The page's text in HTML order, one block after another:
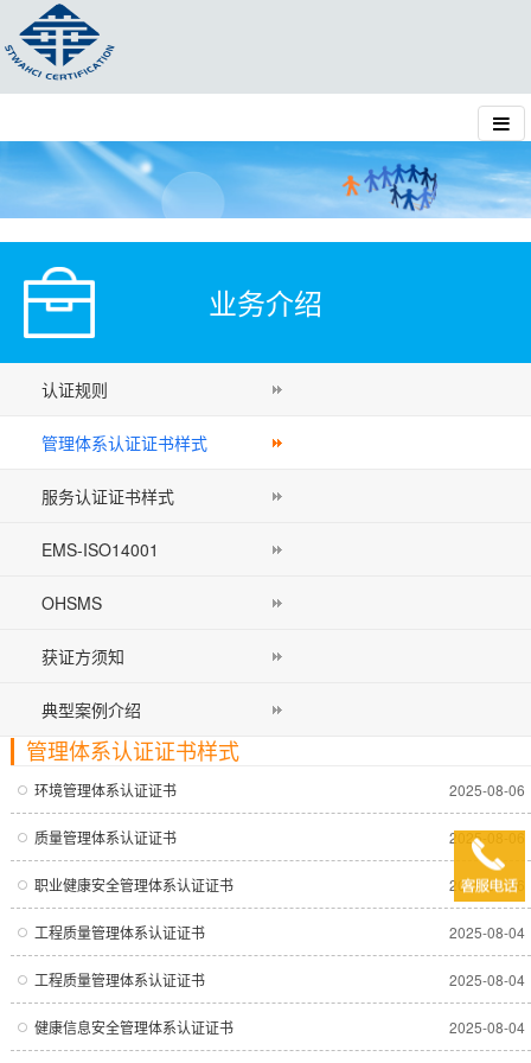
业务介绍
认证规则
管理体系认证证书样式
服务认证证书样式
EMS-ISO14001
OHSMS
获证方须知
典型案例介绍
管理体系认证证书样式
管理体系认证证书样式>
环境管理体系认证证书 2025-08-06
质量管理体系认证证书 2025-08-06
职业健康安全管理体系认证证书 2025-08-06
工程质量管理体系认证证书 2025-08-04
工程质量管理体系认证证书 2025-08-04
健康信息安全管理体系认证证书 2025-08-04